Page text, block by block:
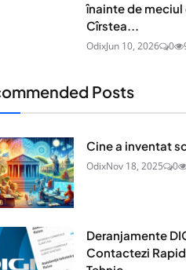
înainte de meciul
Cîrstea...
OdixJun 10, 2026 0
Posts
Cine a inventat
OdixNov 18, 2025 0
Deranjamente
Contactezi